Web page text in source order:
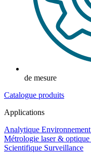
de mesure
Catalogue produits
Applications
Analytique Environnement
Métrologie laser & optique
Scientifique Surveillance